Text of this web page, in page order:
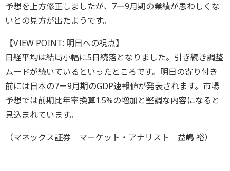
予想を上方修正しましたが、7ー9月期の業績が思わしくな
いとの見方が出たようです。
【VIEW POINT: 明日への視点】
日経平均は結局小幅に5日続落となりました。引き続き調整
ムードが続いているといったところです。明日の寄り付き
前には日本の7ー9月期のGDP速報値が発表されます。市場
予想では前期比年率換算1.5%の増加と堅調な内容になると
見込まれています。
（マネックス証券 マーケット・アナリスト 益嶋 裕）